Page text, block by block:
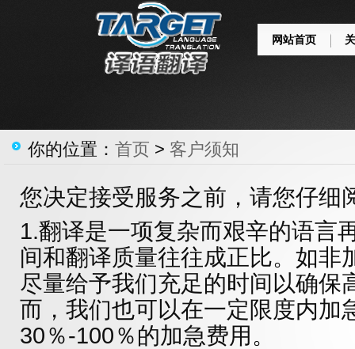
网站首页
你的位置： 首页 > 客户须知
您决定接受服务之前，请您仔细
1.翻译是一项复杂而艰辛的语言
间和翻译质量往往成正比。如非
尽量给予我们充足的时间以确保
而，我们也可以在一定限度内加
30％-100％的加急费用。